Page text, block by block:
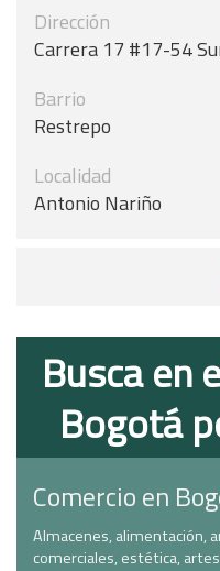
Dirección
Carrera 17 #17-54
Barrio
Restrepo
Localidad
Antonio Nariño
Busca en
Bogotá
Comercio en
Almacenes, alimentación,
comerciales, estética,